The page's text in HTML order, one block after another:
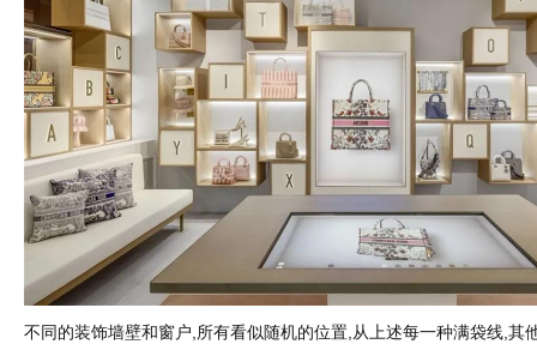
不同的装饰墙壁和窗户,所有看似随机的位置,从上述每一种满袋线,其